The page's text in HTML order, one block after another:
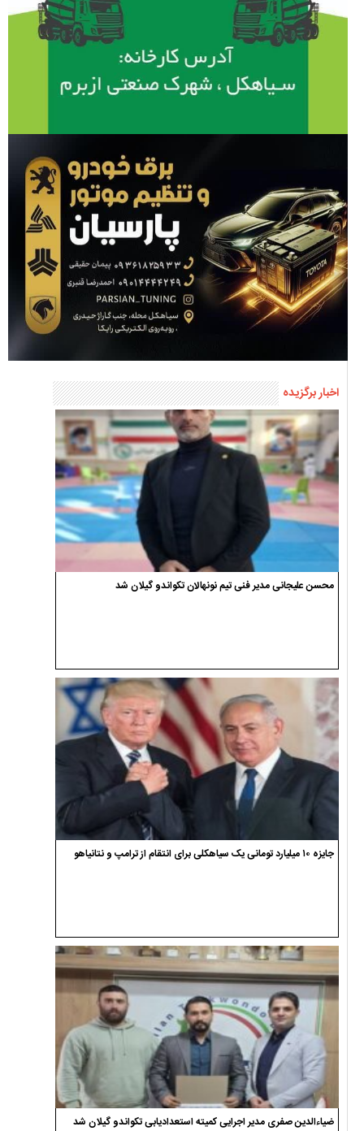
اخبار برگزیده
محسن علیجانی مدیر فنی تیم نونهالان تکواندو گیلان شد
جایزه ۱۰ میلیارد تومانی یک سیاهکلی برای انتقام از ترامپ و نتانیاهو
ضیاءالدین صفری مدیر اجرایی کمیته استعدادیابی تکواندو گیلان شد